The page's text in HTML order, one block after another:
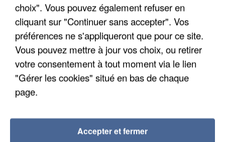
choix". Vous pouvez également refuser en
cliquant sur "Continuer sans accepter". Vos
préférences ne s'appliqueront que pour ce site.
Vous pouvez mettre à jour vos choix, ou retirer
votre consentement à tout moment via le lien
"Gérer les cookies" situé en bas de chaque
page.
Accepter et fermer